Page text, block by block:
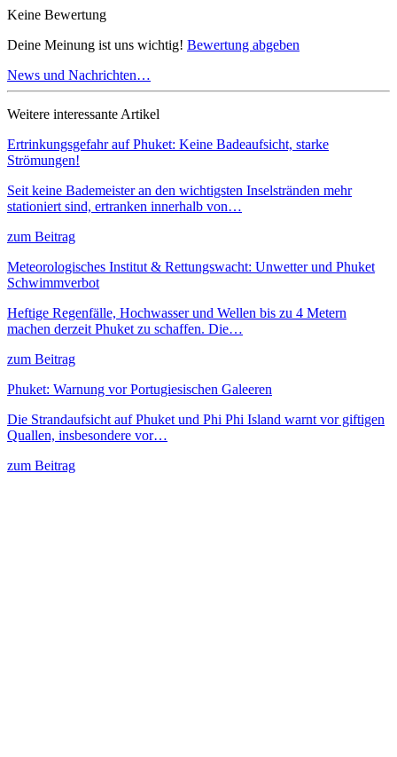
Keine Bewertung
Deine Meinung ist uns wichtig! Bewertung abgeben
News und Nachrichten…
Weitere interessante Artikel
Ertrinkungsgefahr auf Phuket: Keine Badeaufsicht, starke
Strömungen!
Seit keine Bademeister an den wichtigsten Inselstränden mehr
stationiert sind, ertranken innerhalb von…
zum Beitrag
Meteorologisches Institut & Rettungswacht: Unwetter und Phuket
Schwimmverbot
Heftige Regenfälle, Hochwasser und Wellen bis zu 4 Metern
machen derzeit Phuket zu schaffen. Die…
zum Beitrag
Phuket: Warnung vor Portugiesischen Galeeren
Die Strandaufsicht auf Phuket und Phi Phi Island warnt vor giftigen
Quallen, insbesondere vor…
zum Beitrag